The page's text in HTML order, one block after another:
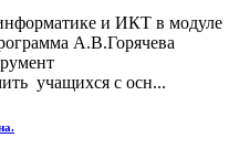
и ИКТ в модуле
А.В.Горячева
учащихся с осн...